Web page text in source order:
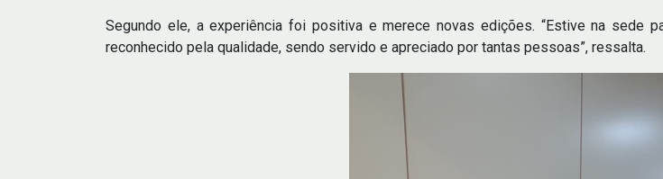
Segundo ele, a experiência foi positiva e merece novas edições. “Estive na sede
reconhecido pela qualidade, sendo servido e apreciado por tantas pessoas”, ressalta.